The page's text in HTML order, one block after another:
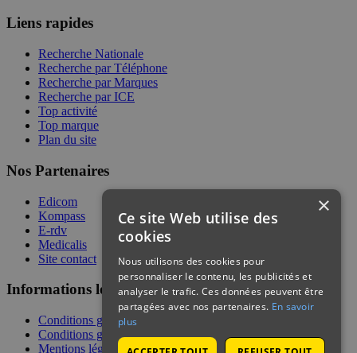
Liens rapides
Recherche Nationale
Recherche par Téléphone
Recherche par Marques
Recherche par ICE
Top activité
Top marque
Plan du site
Nos Partenaires
Edicom
Kompass
E-rdv
Medicalis
Site contact
Informations légales
Conditions générales de services
Conditions générales de vente
Mentions légales
×
Ce site Web utilise des
cookies
Nous utilisons des cookies pour
personnaliser le contenu, les publicités et
analyser le trafic. Ces données peuvent être
partagées avec nos partenaires. En savoir
plus